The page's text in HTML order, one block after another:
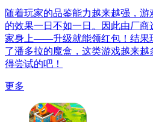
随着玩家的品鉴能力越来越强，
的效果一日不如一日。因此由厂
家身上——升级就能领红包！结果
了潘多拉的魔盒，这类游戏越来
得尝试的吧！
更多